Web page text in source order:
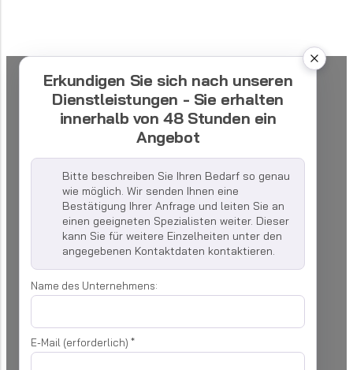
Erkundigen Sie sich nach unseren
Dienstleistungen - Sie erhalten
innerhalb von 48 Stunden ein
Angebot
Bitte beschreiben Sie Ihren Bedarf so genau
wie möglich. Wir senden Ihnen eine
Bestätigung Ihrer Anfrage und leiten Sie an
einen geeigneten Spezialisten weiter. Dieser
kann Sie für weitere Einzelheiten unter den
angegebenen Kontaktdaten kontaktieren.
Name des Unternehmens:
E-Mail (erforderlich) *